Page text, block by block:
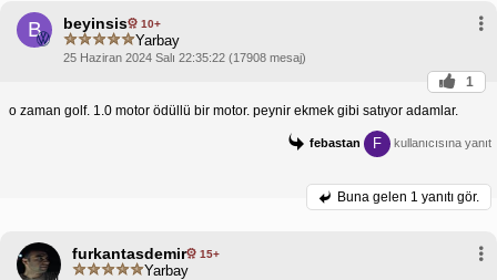
B beyinsis 10+
Yarbay
25 Haziran 2024 Salı 22:35:22 (17908 mesaj)
1
o zaman golf. 1.0 motor ödüllü bir motor. peynir ekmek gibi satıyor adamlar.
febastan F kullanıcısına yanıt
Buna gelen 1 yanıtı gör.
furkantasdemir 15+
Yarbay